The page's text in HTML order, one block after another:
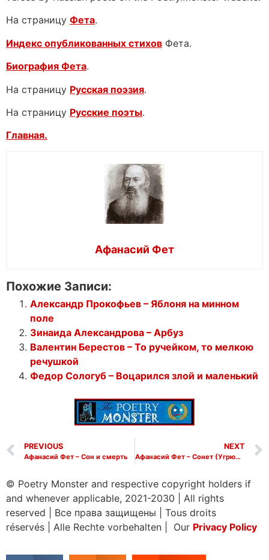
На страницу Фета.
Индекс опубликованных стихов Фета.
Биография Фета.
На страницу Русская поэзия.
На страницу Русские поэты.
Главная.
Афанасий Фет
Похожие Записи:
Александр Прокофьев – Яблоня на минном
поле
Зинаида Александрова – Арбуз
Валентин Берестов – То ручейком, то мелкою
речушкой
Федор Сологуб – Воцарился злой и маленький
PREVIOUS
Афанасий Фет – Сон и смерть
NEXT
Афанасий Фет – Сонет (Угрюм и празден часто я брожу)
© Poetry Monster and respective copyright holders if
and whenever applicable, 2021-2030
All rights
reserved
Все права защищены
Tous droits
réservés
Alle Rechte vorbehalten | Our Privacy Policy